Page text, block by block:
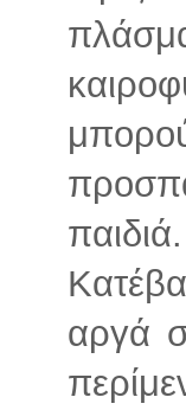
παιδιά.
αργά